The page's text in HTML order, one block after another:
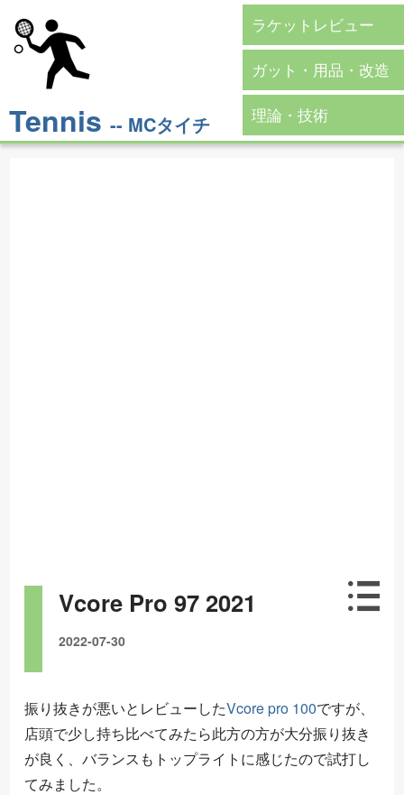
Tennis -- MCタイチ
ラケットレビュー
ガット・用品・改造
理論・技術
Vcore Pro 97 2021
2022-07-30
振り抜きが悪いとレビューしたVcore pro 100ですが、
店頭で少し持ち比べてみたら此方の方が大分振り抜き
が良く、バランスもトップライトに感じたので試打し
てみました。